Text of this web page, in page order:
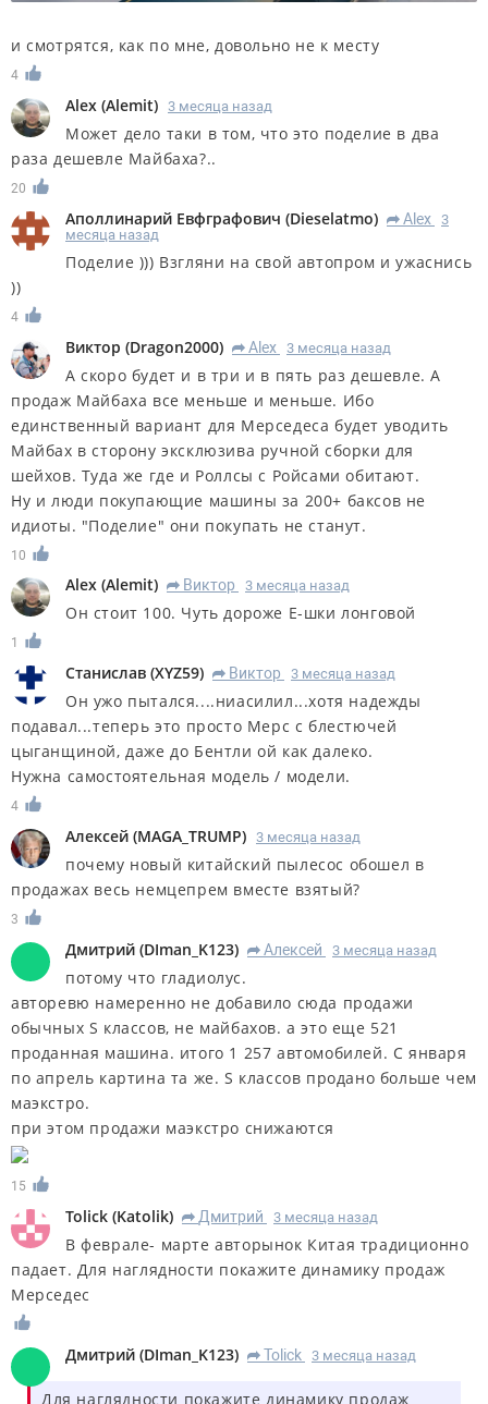
и смотрятся, как по мне, довольно не к месту
4
Alex (Alemit) 3 месяца назад
Может дело таки в том, что это поделие в два
раза дешевле Майбаха?..
20
Аполлинарий Евфграфович (Dieselatmo) R Alex
3
месяца назад
Поделие ))) Взгляни на свой автопром и ужаснись
))
4
Виктор (Dragon2000) R Alex 3 месяца назад
А скоро будет и в три и в пять раз дешевле. А
продаж Майбаха все меньше и меньше. Ибо
единственный вариант для Мерседеса будет уводить
Майбах в сторону эксклюзива ручной сборки для
шейхов. Туда же где и Роллсы с Ройсами обитают.
Ну и люди покупающие машины за 200+ баксов не
идиоты. "Поделие" они покупать не станут.
10
Alex (Alemit) R Виктор 3 месяца назад
Он стоит 100. Чуть дороже Е-шки лонговой
1
Станислав (XYZ59) R Виктор 3 месяца назад
Он ужо пытался....ниасилил...хотя надежды
подавал...теперь это просто Мерс с блестючей
цыганщиной, даже до Бентли ой как далеко.
Нужна самостоятельная модель / модели.
4
Алексей (MAGA_TRUMP) 3 месяца назад
почему новый китайский пылесос обошел в
продажах весь немцепрем вместе взятый?
3
Дмитрий (DIman_K123) R Алексей 3 месяца назад
потому что гладиолус.
авторевю намеренно не добавило сюда продажи
обычных S классов, не майбахов. а это еще 521
проданная машина. итого 1 257 автомобилей. С января
по апрель картина та же. S классов продано больше чем
маэкстро.
при этом продажи маэкстро снижаются
15
Tolick (Katolik) R Дмитрий 3 месяца назад
В феврале- марте авторынок Китая традиционно
падает. Для наглядности покажите динамику продаж
Мерседес
Дмитрий (DIman_K123) R Tolick 3 месяца назад
Для наглядности покажите динамику продаж